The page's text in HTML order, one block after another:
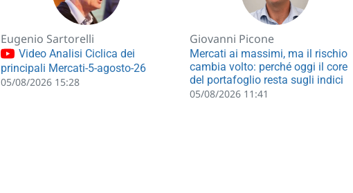
Eugenio Sartorelli
Video Analisi Ciclica dei
principali Mercati-5-agosto-26
05/08/2026 15:28
Giovanni Picone
Mercati ai massimi, ma il rischio
cambia volto: perché oggi il core
del portafoglio resta sugli indici
05/08/2026 11:41